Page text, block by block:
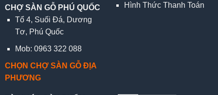
CHỢ SÀN GỖ PHÚ QUỐC
Tổ 4, Suối Đá, Dương
Tơ, Phú Quốc
Mob: 0963 322 088
CHỌN CHỢ SÀN GỖ ĐỊA
PHƯƠNG
Hình Thức Thanh Toán